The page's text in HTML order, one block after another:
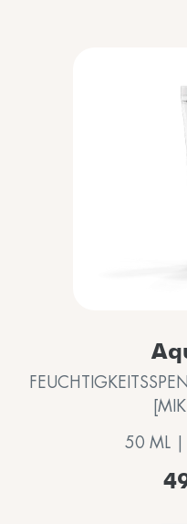
50 ML |